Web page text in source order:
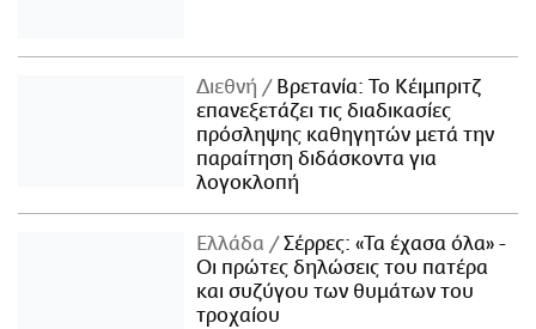
Διεθνή
Βρετανία: Το Κέιμπριτζ
επανεξετάζει τις διαδικασίες
πρόσληψης καθηγητών μετά την
παραίτηση διδάσκοντα για
λογοκλοπή
Ελλάδα
Σέρρες: «Τα έχασα όλα» -
Οι πρώτες δηλώσεις του πατέρα
και συζύγου των θυμάτων του
τροχαίου